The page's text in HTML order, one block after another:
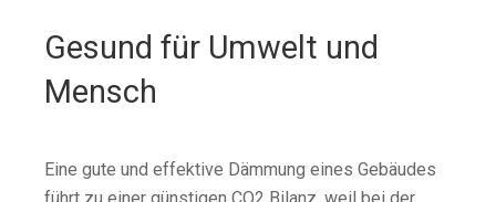
Gesund für Umwelt und
Mensch
Eine gute und effektive Dämmung eines Gebäudes